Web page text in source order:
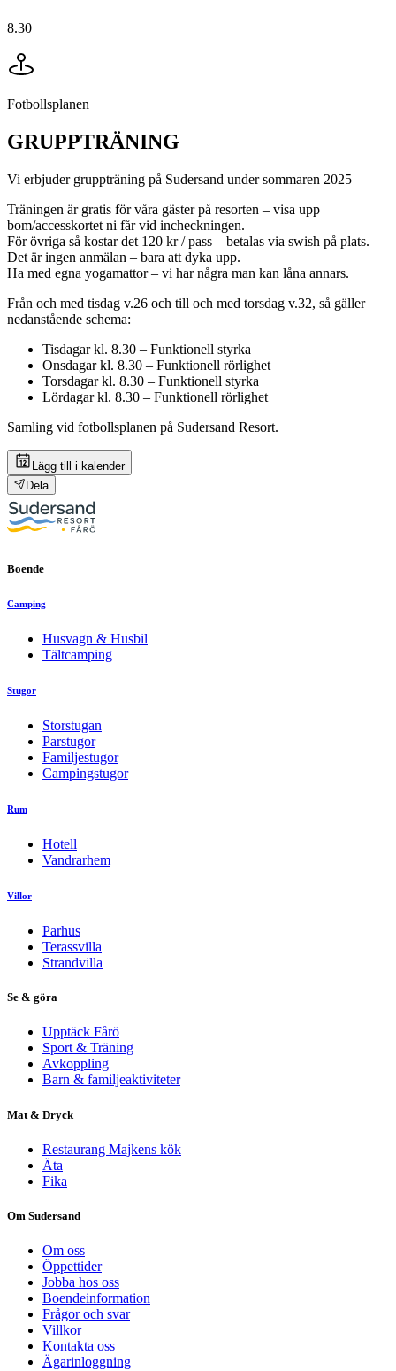
8.30
Fotbollsplanen
GRUPPTRÄNING
Vi erbjuder gruppträning på Sudersand under sommaren 2025
Träningen är gratis för våra gäster på resorten – visa upp
bom/accesskortet ni får vid incheckningen.
För övriga så kostar det 120 kr / pass – betalas via swish på plats.
Det är ingen anmälan – bara att dyka upp.
Ha med egna yogamattor – vi har några man kan låna annars.
Från och med tisdag v.26 och till och med torsdag v.32, så gäller
nedanstående schema:
Tisdagar kl. 8.30 – Funktionell styrka
Onsdagar kl. 8.30 – Funktionell rörlighet
Torsdagar kl. 8.30 – Funktionell styrka
Lördagar kl. 8.30 – Funktionell rörlighet
Samling vid fotbollsplanen på Sudersand Resort.
Lägg till i kalender
Dela
Boende
Camping
Husvagn & Husbil
Tältcamping
Stugor
Storstugan
Parstugor
Familjestugor
Campingstugor
Rum
Hotell
Vandrarhem
Villor
Parhus
Terassvilla
Strandvilla
Se & göra
Upptäck Fårö
Sport & Träning
Avkoppling
Barn & familjeaktiviteter
Mat & Dryck
Restaurang Majkens kök
Äta
Fika
Om Sudersand
Om oss
Öppettider
Jobba hos oss
Boendeinformation
Frågor och svar
Villkor
Kontakta oss
Ägarinloggning